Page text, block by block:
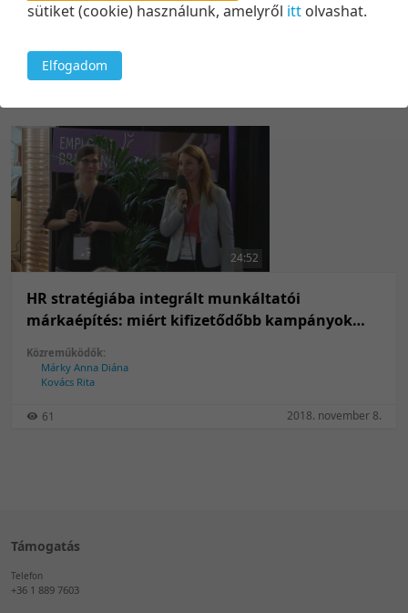
Relevancia szerint
Kezdés/felvétel dátuma szerint
Feltöltés dátuma szerint
Utolsó módosítás szerint
Utolsó módosítás szerint
5 tétel/oldal
10 tétel/oldal
20 tétel/oldal
50 tétel/oldal
100 tétel/oldal
24:52
HR stratégiába integrált munkáltatói
márkaépítés: miért kifizetődőbb kampányok
Közreműködők:
Márky Anna Diána
Kovács Rita
61 2018. november 8.
Támogatás
Telefon
+36 1 889 7603
sütiket (cookie) használunk, amelyről itt olvashat.
Elfogadom